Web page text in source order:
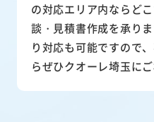
の対応エリア内ならど
談・見積書作成を承り
り対応も可能ですので
らぜひクオーレ埼玉にご